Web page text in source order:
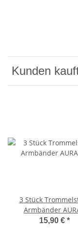
Kunden
3 Stück
Armbänder
Bergkristall15,90 € *